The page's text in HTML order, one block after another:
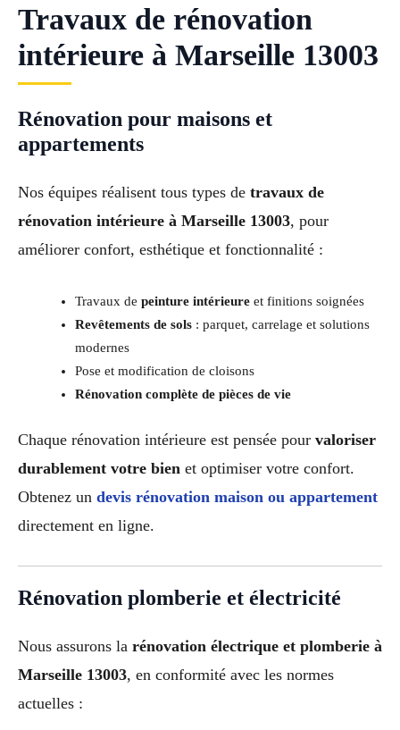
Travaux de rénovation
intérieure à Marseille 13003
Rénovation pour maisons et
appartements
Nos équipes réalisent tous types de travaux de
rénovation intérieure à Marseille 13003, pour
améliorer confort, esthétique et fonctionnalité :
Travaux de peinture intérieureet finitions soignées
Revêtements de sols: parquet, carrelage et solutions
modernes
Pose et modification de cloisons
Rénovation complète de pièces de vie
Chaque rénovation intérieure est pensée pour valoriser
durablement votre bien et optimiser votre confort.
Obtenez un devis rénovation maison ou appartement
directement en ligne.
Rénovation plomberie et électricité
Nous assurons la rénovation électrique et plomberie à
Marseille 13003, en conformité avec les normes
actuelles :